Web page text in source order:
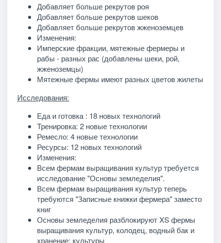
Добавляет больше рекрутов роя
Добавляет больше рекрутов шеков
Добавляет больше рекрутов жженоземцев
Изменения:
Имперские фракции, мятежные фермеры и
рабы - разных рас (добавлены шеки, рой,
жженоземцы)
Мятежные фермы имеют разных цветов жилеты
Исследования:
Еда и готовка : 18 новых технологий
Тренировка: 2 новые технологии
Ремесло: 4 новые технологии
Ресурсы: 12 новых технологий
Изменения:
Всем фермам выращивания культур требуется
исследование "Основы земледелия".
Всем фермам выращивания культур теперь
требуются "Записные книжки фермера" заместо
книг
Основы земледелия разблокируют XS фермы
выращивания культур, колодец, водный бак и
хранение: культуры